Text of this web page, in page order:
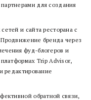
для создания
и сайта ресторана с
бренда через
фуд-блогеров и
Trip Advisor,
редактирование
обратной связи,